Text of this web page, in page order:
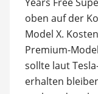
oben auf der
Model X.
Premium-
sollte laut
erhalten